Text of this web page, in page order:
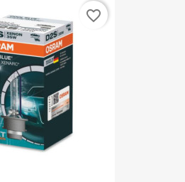
favorite_border